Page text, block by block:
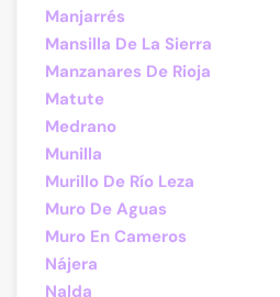
Manjarrés
Mansilla De La Sierra
Manzanares De Rioja
Matute
Medrano
Munilla
Murillo De Río Leza
Muro De Aguas
Muro En Cameros
Nájera
Nalda